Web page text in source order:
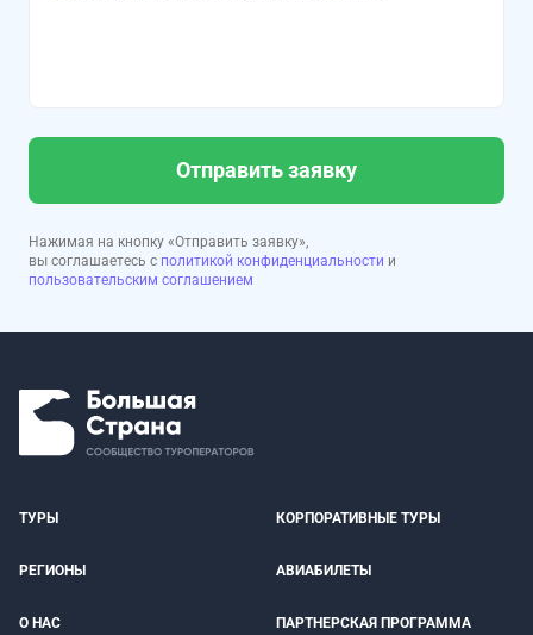
Отправить заявку
Нажимая на кнопку «Отправить заявку»,
вы соглашаетесь с политикой конфиденциальности и
пользовательским соглашением
ТУРЫ КОРПОРАТИВНЫЕ ТУРЫ
РЕГИОНЫ АВИАБИЛЕТЫ
О НАС ПАРТНЕРСКАЯ ПРОГРАММА